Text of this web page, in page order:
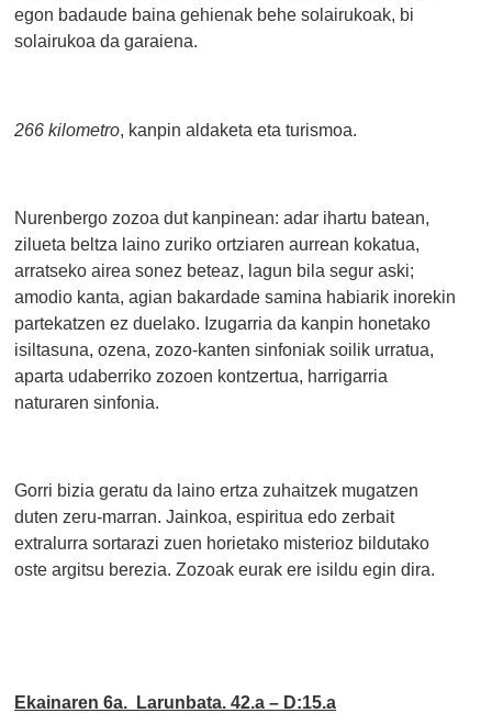
egon badaude baina gehienak behe solairukoak, bi
solairukoa da garaiena.
266 kilometro , kanpin aldaketa eta turismoa.
Nurenbergo zozoa dut kanpinean: adar ihartu batean,
zilueta beltza laino zuriko ortziaren aurrean kokatua,
arratseko airea sonez beteaz, lagun bila segur aski;
amodio kanta, agian bakardade samina habiarik inorekin
partekatzen ez duelako. Izugarria da kanpin honetako
isiltasuna, ozena, zozo-kanten sinfoniak soilik urratua,
aparta udaberriko zozoen kontzertua, harrigarria
naturaren sinfonia.
Gorri bizia geratu da laino ertza zuhaitzek mugatzen
duten zeru-marran. Jainkoa, espiritua edo zerbait
extralurra sortarazi zuen horietako misterioz bildutako
oste argitsu berezia. Zozoak eurak ere isildu egin dira.
Ekainaren 6a. Larunbata. 42.a – D:15.a